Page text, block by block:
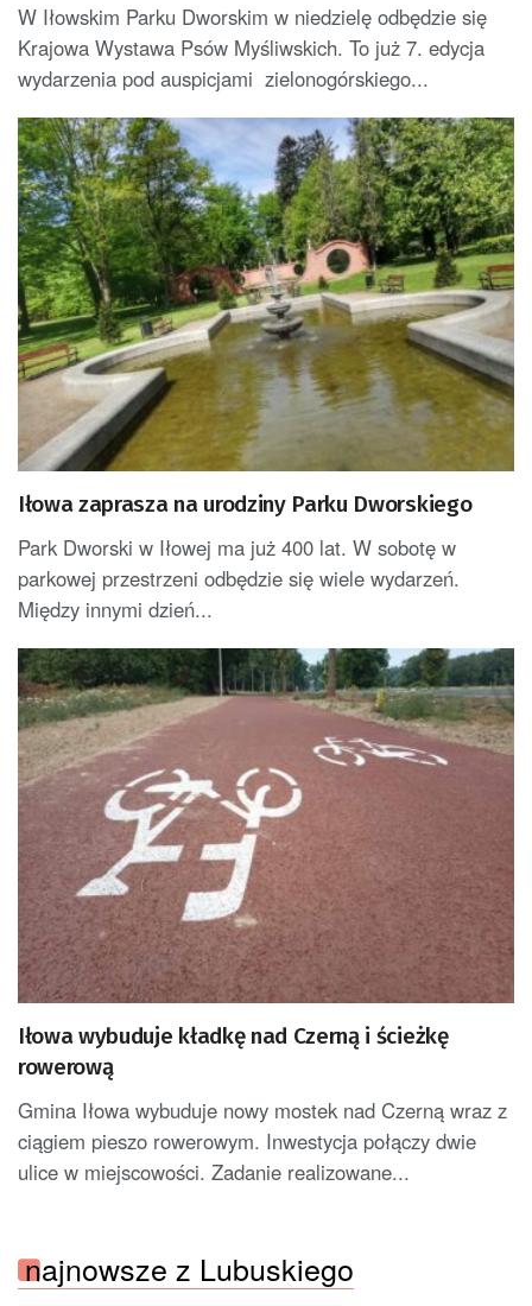
W Iłowskim Parku Dworskim w niedzielę odbędzie się
Krajowa Wystawa Psów Myśliwskich. To już 7. edycja
wydarzenia pod auspicjami zielonogórskiego...
Iłowa zaprasza na urodziny Parku Dworskiego
Park Dworski w Iłowej ma już 400 lat. W sobotę w
parkowej przestrzeni odbędzie się wiele wydarzeń.
Między innymi dzień...
Iłowa wybuduje kładkę nad Czerną i ścieżkę
rowerową
Gmina Iłowa wybuduje nowy mostek nad Czerną wraz z
ciągiem pieszo rowerowym. Inwestycja połączy dwie
ulice w miejscowości. Zadanie realizowane...
najnowsze z Lubuskiego